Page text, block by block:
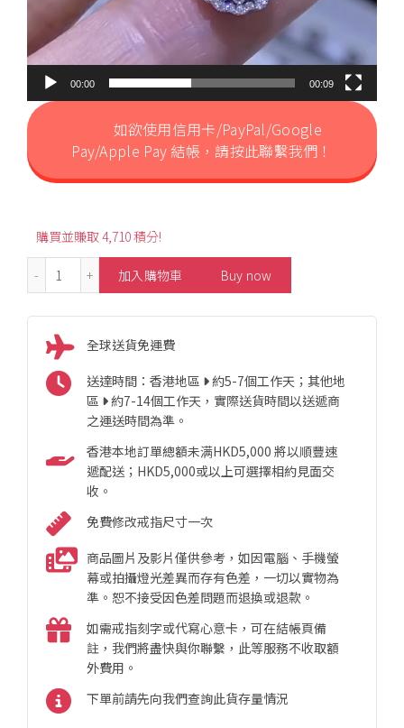
00:00 00:09
如欲使用信用卡/PayPal/Google
Pay/Apple Pay 結帳，請按此聯繫我們！
購買並賺取 4,710 積分!
0.40ct Oval-Shaped Unheated Ruby Diamond Pendant 數
加入購物車 Buy now
全球送貨免運費
送達時間：香港地區
約5-7個工作天；其他地
區
約7-14個工作天，實際送貨時間以送遞商
之運送時間為準。
香港本地訂單總額未满HKD5,000 將以順豐速
遞配送；HKD5,000或以上可選擇相約見面交
收。
免費修改戒指尺寸一次
商品圖片及影片僅供參考，如因電腦、手機螢
幕或拍攝燈光差異而存有色差，一切以實物為
準。恕不接受因色差問題而退換或退款。
如需戒指刻字或代寫心意卡，可在結帳頁備
註，我們將盡快與你聯繫，此等服務不收取額
外費用。
下單前請先向我們查詢此貨存量情況